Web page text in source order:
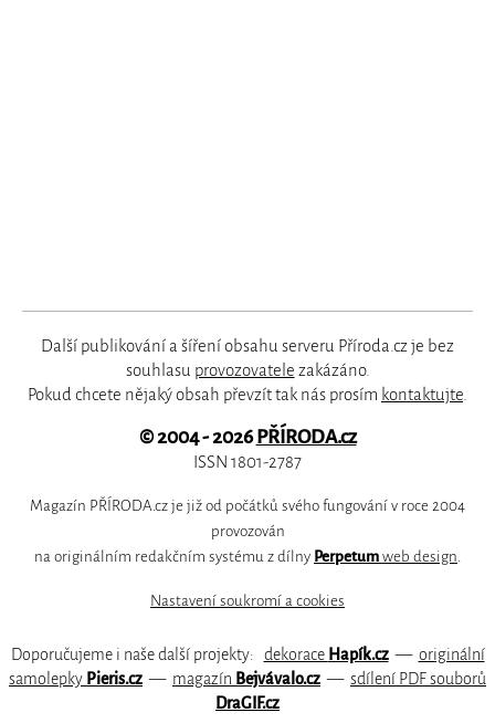
Další publikování a šíření obsahu serveru Příroda.cz je bez
souhlasu provozovatele zakázáno.
Pokud chcete nějaký obsah převzít tak nás prosím kontaktujte.
© 2004 - 2026PŘÍRODA.cz
ISSN 1801-2787
Magazín PŘÍRODA.cz je již od počátků svého fungování v roce 2004
provozován
na originálním redakčním systému z dílny Perpetum web design
Nastavení soukromí a cookies
Doporučujeme i naše další projekty: dekorace Hapík.cz— originální
samolepky Pieris.cz — magazín Bejvávalo.cz — sdílení PDF souborů
DraGIF.cz